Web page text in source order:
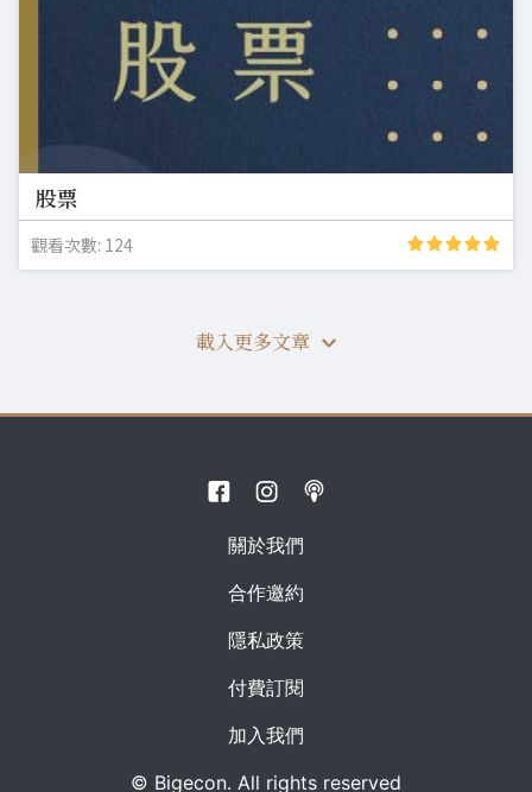
股票
觀看次數: 124
載入更多文章
關於我們
合作邀約
隱私政策
付費訂閱
加入我們
© Bigecon. All rights reserved